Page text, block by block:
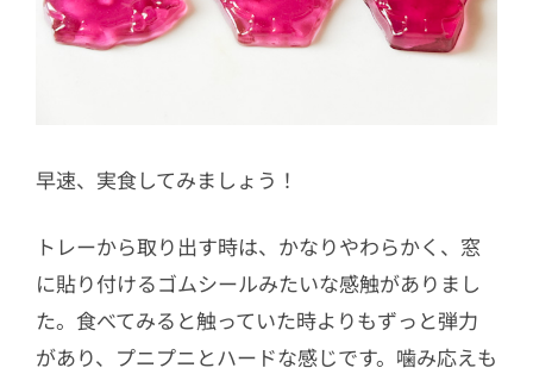
早速、実食してみましょう！
トレーから取り出す時は、かなりやわらかく、窓
に貼り付けるゴムシールみたいな感触がありまし
た。食べてみると触っていた時よりもずっと弾力
があり、プニプニとハードな感じです。噛み応えも